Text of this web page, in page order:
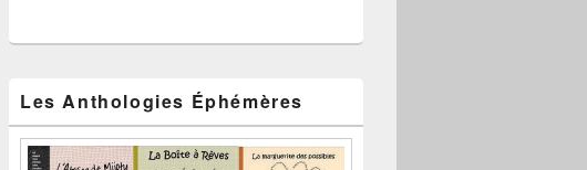
Les Anthologies Éphémères